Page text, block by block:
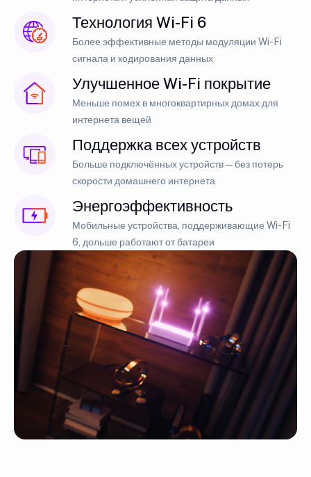
Технология Wi-Fi 6
Более эффективные методы модуляции Wi-Fi
сигнала и кодирования данных
Улучшенное Wi-Fi покрытие
Меньше помех в многоквартирных домах для
интернета вещей
Поддержка всех устройств
Больше подключённых устройств — без потерь
скорости домашнего интернета
Энергоэффективность
Мобильные устройства, поддерживающие Wi-Fi
6, дольше работают от батареи